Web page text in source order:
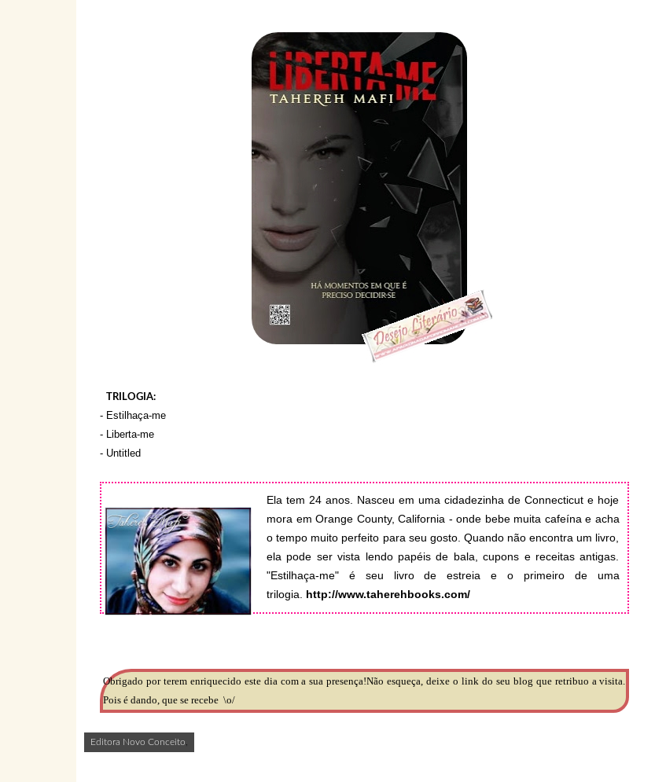
Editora Novo Conceito
TRILOGIA:
- Estilhaça-me
- Liberta-me
- Untitled
Ela tem 24 anos. Nasceu em uma cidadezinha de Connecticut e hoje
mora em Orange County, California - onde bebe muita cafeína e acha
o tempo muito perfeito para seu gosto. Quando não encontra um livro,
ela pode ser vista lendo papéis de bala, cupons e receitas antigas.
"Estilhaça-me" é seu livro de estreia e o primeiro de uma
trilogia.
http://www.taherehbooks.com/
Obrigado por terem enriquecido este dia com a sua presença!Não esqueça, deixe o link do seu blog que retribuo a visita.
Pois é dando, que se recebe \o/